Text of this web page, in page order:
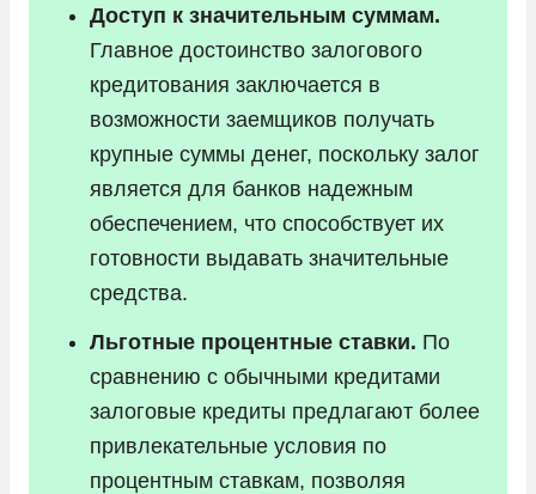
Доступ к значительным суммам.
Главное достоинство залогового
кредитования заключается в
возможности заемщиков получать
крупные суммы денег, поскольку залог
является для банков надежным
обеспечением, что способствует их
готовности выдавать значительные
средства.
Льготные процентные ставки. По
сравнению с обычными кредитами
залоговые кредиты предлагают более
привлекательные условия по
процентным ставкам, позволяя